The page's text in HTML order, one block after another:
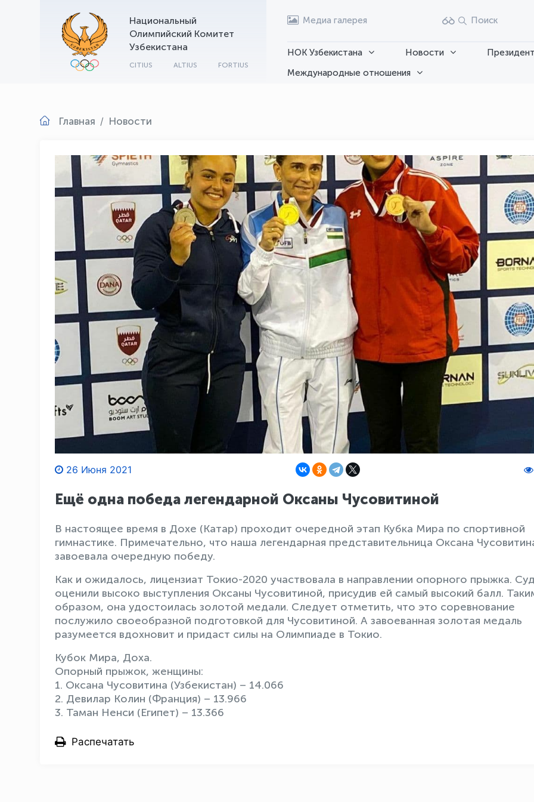
Национальный
Олимпийский Комитет
Узбекистана
CITIUS ALTIUS FORTIUS
Медиа галерея Поиск
НОК Узбекистана Новости
Международные отношения
Главная Новости
26 Июня 2021
Ещё одна победа легендарной Оксаны Чусовитиной
В настоящее время в Дохе (Катар) проходит очередной этап Кубка Мира по спортивной
гимнастике. Примечательно, что наша легендарная представительница Оксана
завоевала очередную победу.
Как и ожидалось, лицензиат Токио-2020 участвовала в направлении опорного прыжка.
оценили высоко выступления Оксаны Чусовитиной, присудив ей самый высокий балл.
образом, она удостоилась золотой медали. Следует отметить, что это соревнование
послужило своеобразной подготовкой для Чусовитиной. А завоеванная золотая медаль
разумеется вдохновит и придаст силы на Олимпиаде в Токио.
Кубок Мира, Доха.
Опорный прыжок, женщины:
1. Оксана Чусовитина (Узбекистан) – 14.066
2. Девилар Колин (Франция) – 13.966
3. Таман Ненси (Египет) – 13.366
Распечатать